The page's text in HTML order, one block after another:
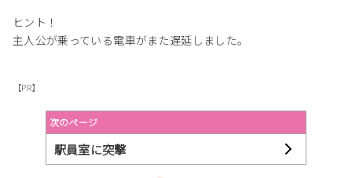
ヒント！
主人公が乗っている電車がまた遅延しました。
【PR】
次のページ
駅員室に突撃